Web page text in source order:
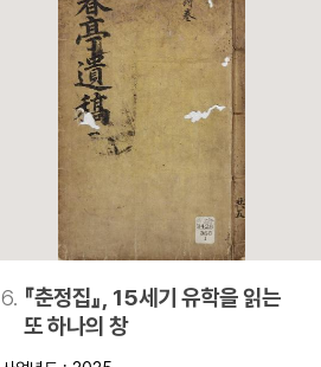
6. 『춘정집』, 15세기 유학을 읽는
또 하나의 창